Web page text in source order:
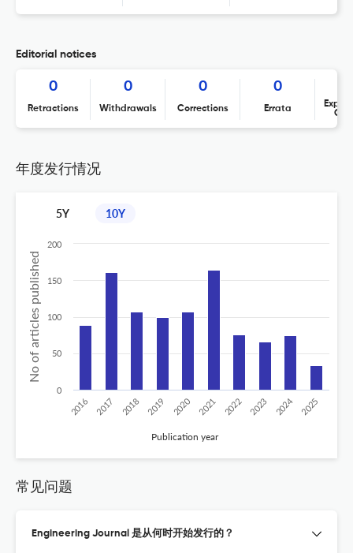
Editorial notices
0
Retractions
0
Withdrawals
0
Corrections
0
Errata
年度发行情况
5Y 10Y
No of articles published
Publication year
2016 2017 2018 2019 2020 2021 2022 2023 2024 2025
0
50
100
150
200
常见问题
Engineering Journal 是从何时开始发行的？